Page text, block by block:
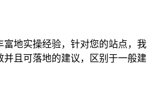
富地实操经验，针对您的站点，我
并且可落地的建议，区别于一般建